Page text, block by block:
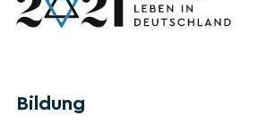
Bildung